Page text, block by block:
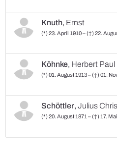
Knuth, Ernst
(*) 23. April 1910 – (†) 22.
Köhnke, Herbert Paul
(*) 01. August 1913 – (†) 01.
Schöttler, Julius
(*) 20. August 1871 – (†) 17.